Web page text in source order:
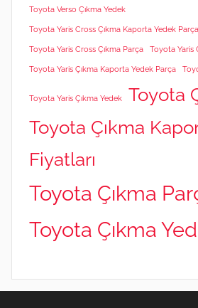
Toyota Verso Çıkma Yedek
Toyota Yaris Cross Çıkma Kaporta Yedek Parça
Toyota Yaris Cross Çıkma Parça Toyota Yaris
Toyota Yaris Çıkma Kaporta Yedek Parça
Toyota Yaris Çıkma Yedek
Toyota
Toyota Çıkma
Fiyatları
Toyota Çıkma
Toyota Çıkma